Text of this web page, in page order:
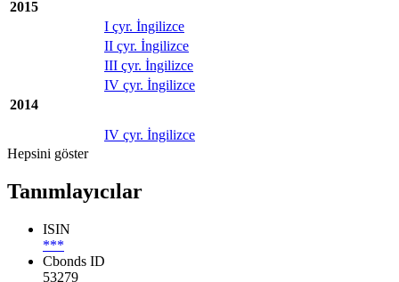
2015
I çyr. İngilizce
II çyr. İngilizce
III çyr. İngilizce
IV çyr. İngilizce
2014
IV çyr. İngilizce
Hepsini göster
Tanımlayıcılar
ISIN
***
Cbonds ID
53279